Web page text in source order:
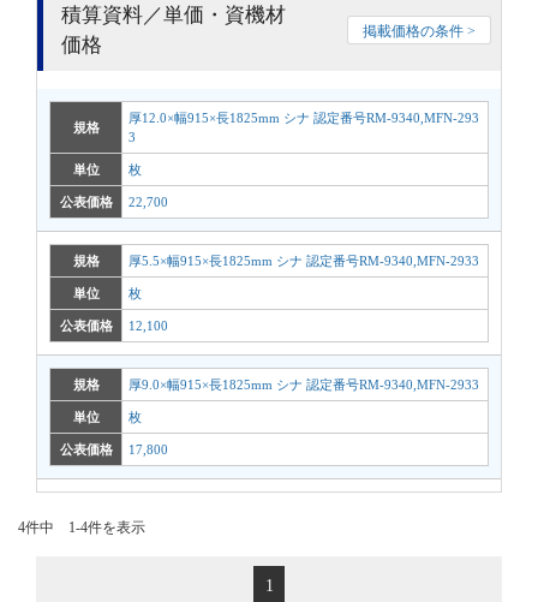
積算資料／単価・資機材
価格
掲載価格の条件 >
規格
厚12.0×幅915×長1825mm シナ 認定番号RM-9340,MFN-293
3
単位 枚
公表価格 22,700
規格 厚5.5×幅915×長1825mm シナ 認定番号RM-9340,MFN-2933
単位 枚
公表価格 12,100
規格 厚9.0×幅915×長1825mm シナ 認定番号RM-9340,MFN-2933
単位 枚
公表価格 17,800
4件中 1-4件を表示
1